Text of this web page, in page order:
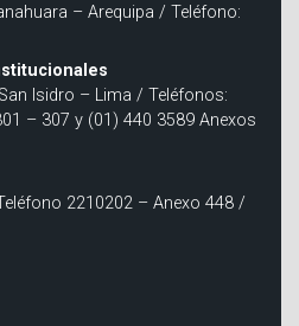
– Arequipa / Teléfono:
Isidro – Lima / Teléfonos:
– 307 y (01) 440 3589 Anexos
2210202 – Anexo 448 /